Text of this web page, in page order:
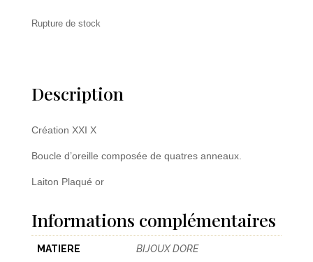
Rupture de stock
Description
Création XXI X
Boucle d’oreille composée de quatres anneaux.
Laiton Plaqué or
Informations complémentaires
MATIERE BIJOUX DORE